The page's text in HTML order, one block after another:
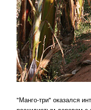
"Манго-три" оказался